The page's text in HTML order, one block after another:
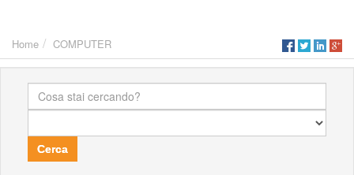
Home COMPUTER
Cerca